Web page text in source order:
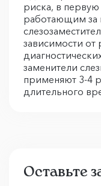
риска, в
работающим
зависимости от
заменители
применяют 3-4
длительного
Оставьте